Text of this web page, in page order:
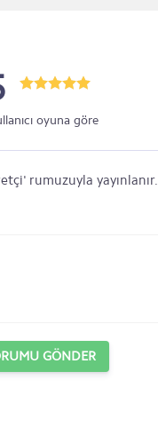
oyuna göre
rumuzuyla yayınlanır.
GÖNDER